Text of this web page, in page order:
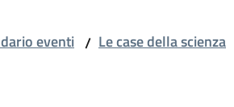
eventi / Le case della scienza